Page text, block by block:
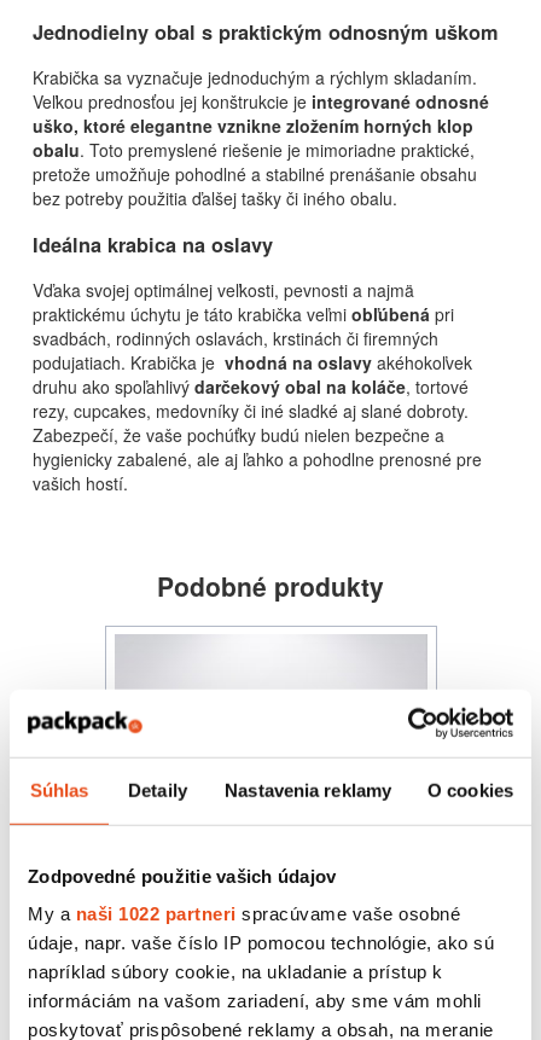
Súhlas Detaily Nastavenia reklamy O cookies
Zodpovedné použitie vašich údajov
My a naši 1022 partneri spracúvame vaše osobné
údaje, napr. vaše číslo IP pomocou technológie, ako sú
napríklad súbory cookie, na ukladanie a prístup k
informáciám na vašom zariadení, aby sme vám mohli
poskytovať prispôsobené reklamy a obsah, na meranie
Jednodielny obal s praktickým odnosným uškom
Krabička sa vyznačuje jednoduchým a rýchlym skladaním.
Veľkou prednosťou jej konštrukcie je integrované odnosné
uško, ktoré elegantne vznikne zložením horných klop
obalu. Toto premyslené riešenie je mimoriadne praktické,
pretože umožňuje pohodlné a stabilné prenášanie obsahu
bez potreby použitia ďalšej tašky či iného obalu.
Ideálna krabica na oslavy
Vďaka svojej optimálnej veľkosti, pevnosti a najmä
praktickému úchytu je táto krabička veľmi obľúbená pri
svadbách, rodinných oslavách, krstinách či firemných
podujatiach. Krabička je vhodná na oslavy akéhokoľvek
druhu ako spoľahlivý darčekový obal na koláče, tortové
rezy, cupcakes, medovníky či iné sladké aj slané dobroty.
Zabezpečí, že vaše pochúťky budú nielen bezpečne a
hygienicky zabalené, ale aj ľahko a pohodlne prenosné pre
vašich hostí.
Podobné produkty
Zákusková krabička s okienkom
eko 200x140x55